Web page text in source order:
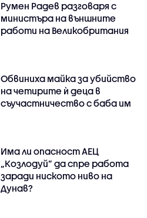
Румен Радев разговаря с
министъра на външните
работи на Великобритания
Обвиниха майка за убийство
на четирите ѝ деца в
съучастничество с баба им
Има ли опасност АЕЦ
„Козлодуй” да спре работа
заради ниското ниво на
Дунав?